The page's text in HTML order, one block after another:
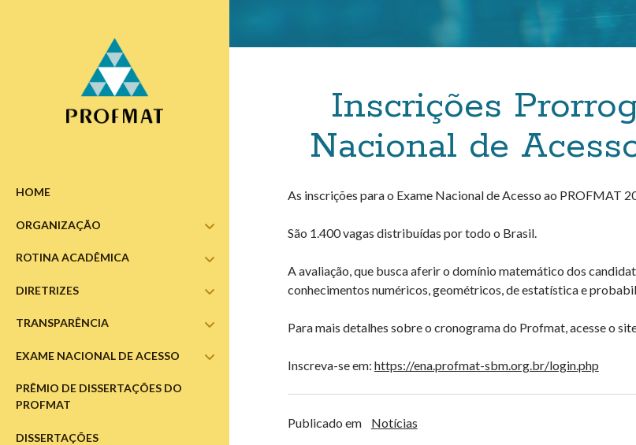
HOME
ORGANIZAÇÃO
abrir
ROTINA ACADÊMICA
abrir
DIRETRIZES
abrir
TRANSPARÊNCIA
abrir
EXAME NACIONAL DE ACESSO
abrir
PRÊMIO DE DISSERTAÇÕES DO
PROFMAT
DISSERTAÇÕES
Inscrições
Nacional de
As inscrições para o Exame Nacional de Acesso ao PROFMAT
São 1.400 vagas distribuídas por todo o Brasil.
A avaliação, que busca aferir o domínio matemático dos
conhecimentos numéricos, geométricos, de estatística e
Para mais detalhes sobre o cronograma do Profmat, acesse o
Inscreva-se em: https://ena.profmat-sbm.org.br/login.php
Publicado em Notícias